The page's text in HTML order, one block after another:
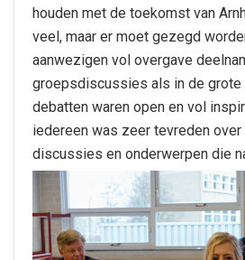
houden met de toekomst van
veel, maar er moet gezegd
aanwezigen vol overgave
groepsdiscussies als in de
debatten waren open en vol
iedereen was zeer tevreden
discussies en onderwerpen die